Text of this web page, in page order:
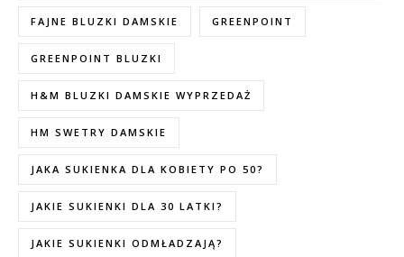
FAJNE BLUZKI DAMSKIE GREENPOINT
GREENPOINT BLUZKI
H&M BLUZKI DAMSKIE WYPRZEDAŻ
HM SWETRY DAMSKIE
JAKA SUKIENKA DLA KOBIETY PO 50?
JAKIE SUKIENKI DLA 30 LATKI?
JAKIE SUKIENKI ODMŁADZAJĄ?